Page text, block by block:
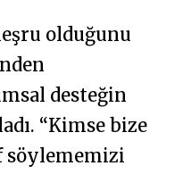
olduğunu
desteğin
“Kimse bize
söylememizi